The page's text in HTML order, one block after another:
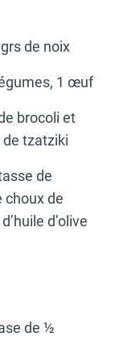
de noix
1 œuf
brocoli et
de tzatziki
de
choux de
d’olive
de ½